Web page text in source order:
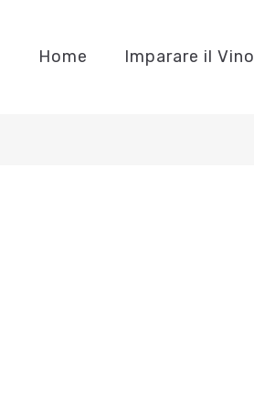
Home Imparare il Vino